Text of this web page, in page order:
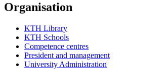
Organisation
KTH Library
KTH Schools
Competence centres
President and management
University Administration